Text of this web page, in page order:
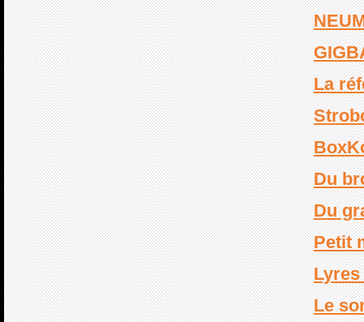
La
Du
Du
Petit
Lyres
Le